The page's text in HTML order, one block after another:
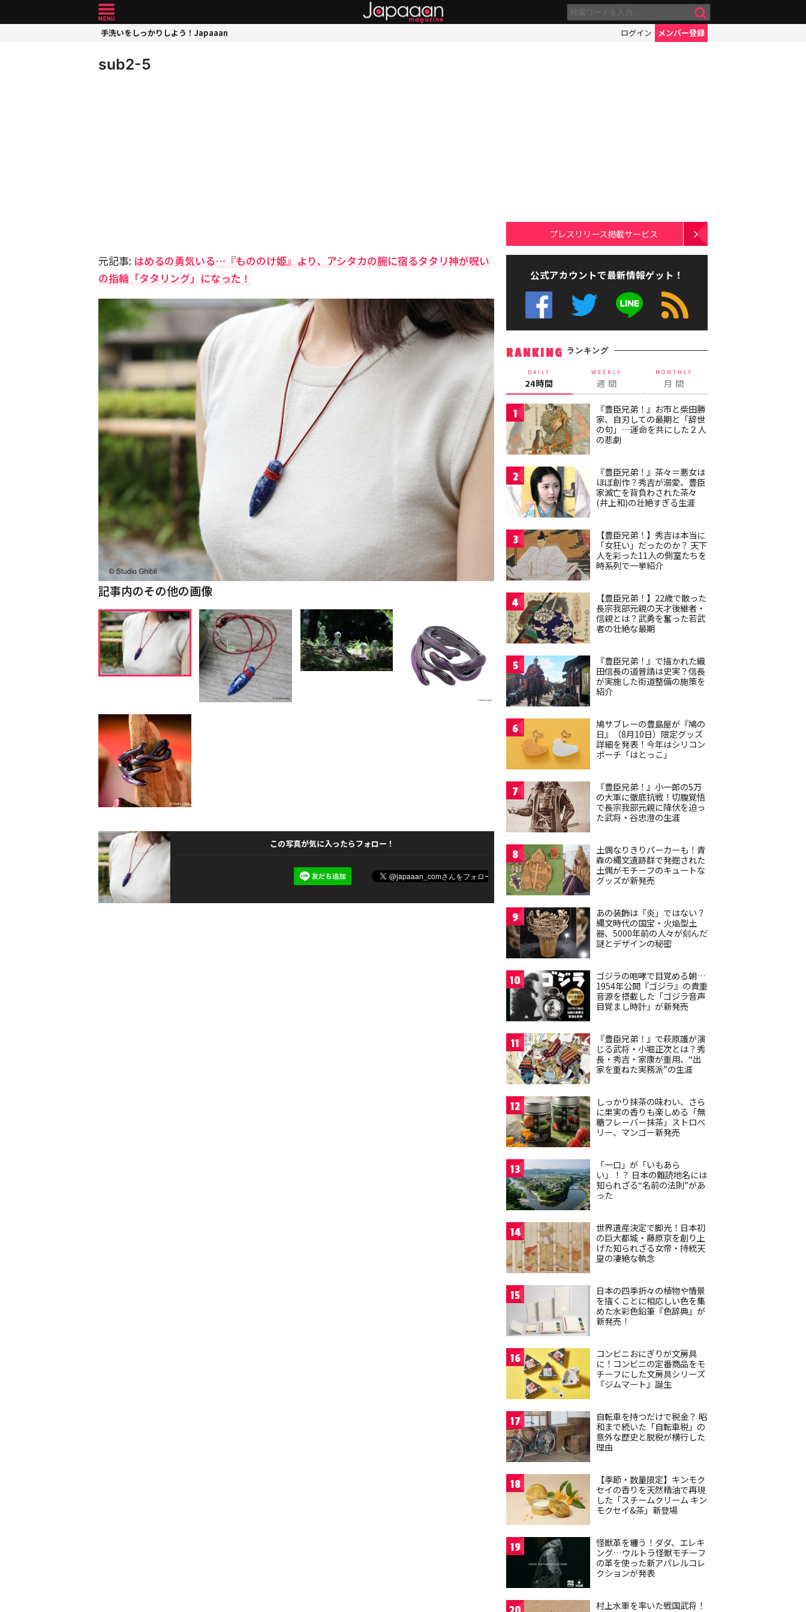
手洗いをしっかりしよう！Japaaan ログイン メンバー登録
sub2-5
元記事: はめるの勇気いる…『もののけ姫』より、アシタカの腕に宿るタタリ神が呪い
の指輪「タタリング」になった！
記事内のその他の画像
この写真が気に入ったらフォロー！
プレスリリース掲載サービス
公式アカウントで最新情報ゲット！
RANKING ランキング
DAILY
24時間
WEEKLY
週 間
MONTHLY
月 間
1
『豊臣兄弟！』お市と柴田勝
家、自刃しての最期と「辞世
の句」…運命を共にした２人
の悲劇
2
『豊臣兄弟！』茶々＝悪女は
ほぼ創作？秀吉が溺愛、豊臣
家滅亡を背負わされた茶々
(井上和)の壮絶すぎる生涯
3
【豊臣兄弟！】秀吉は本当に
「女狂い」だったのか？ 天下
人を彩った11人の側室たちを
時系列で一挙紹介
4
【豊臣兄弟！】22歳で散った
長宗我部元親の天才後継者・
信親とは？武勇を奮った若武
者の壮絶な最期
5
『豊臣兄弟！』で描かれた織
田信長の道普請は史実？信長
が実施した街道整備の施策を
紹介
6
鳩サブレーの豊島屋が『鳩の
日』（8月10日）限定グッズ
詳細を発表！今年はシリコン
ポーチ「はとっこ」
7
『豊臣兄弟！』小一郎の5万
の大軍に徹底抗戦！切腹覚悟
で長宗我部元親に降伏を迫っ
た武将・谷忠澄の生涯
8
土偶なりきりパーカーも！青
森の縄文遺跡群で発掘された
土偶がモチーフのキュートな
グッズが新発売
9
あの装飾は「炎」ではない？
縄文時代の国宝・火焔型土
器、5000年前の人々が刻んだ
謎とデザインの秘密
10
ゴジラの咆哮で目覚める朝…
1954年公開『ゴジラ』の貴重
音源を搭載した「ゴジラ音声
目覚まし時計」が新発売
11
『豊臣兄弟！』で萩原護が演
じる武将・小堀正次とは？秀
長・秀吉・家康が重用、“出
家を重ねた実務派”の生涯
12
しっかり抹茶の味わい、さら
に果実の香りも楽しめる「無
糖フレーバー抹茶」ストロベ
リー、マンゴー新発売
13
「一口」が「いもあら
い」！？ 日本の難読地名には
知られざる“名前の法則”があ
った
14
世界遺産決定で脚光！日本初
の巨大都城・藤原京を創り上
げた知られざる女帝・持統天
皇の凄絶な執念
15
日本の四季折々の植物や情景
を描くことに相応しい色を集
めた水彩色鉛筆『色辞典』が
新発売！
16
コンビニおにぎりが文房具
に！コンビニの定番商品をモ
チーフにした文房具シリーズ
『ジムマート』誕生
17
自転車を持つだけで税金？ 昭
和まで続いた「自転車税」の
意外な歴史と脱税が横行した
理由
18
【季節・数量限定】キンモク
セイの香りを天然精油で再現
した「スチームクリーム キン
モクセイ&茶」新登場
19
怪獣革を纏う！ダダ、エレキ
ング…ウルトラ怪獣モチーフ
の革を使った新アパレルコレ
クションが発表
村上水軍を率いた戦国武将！